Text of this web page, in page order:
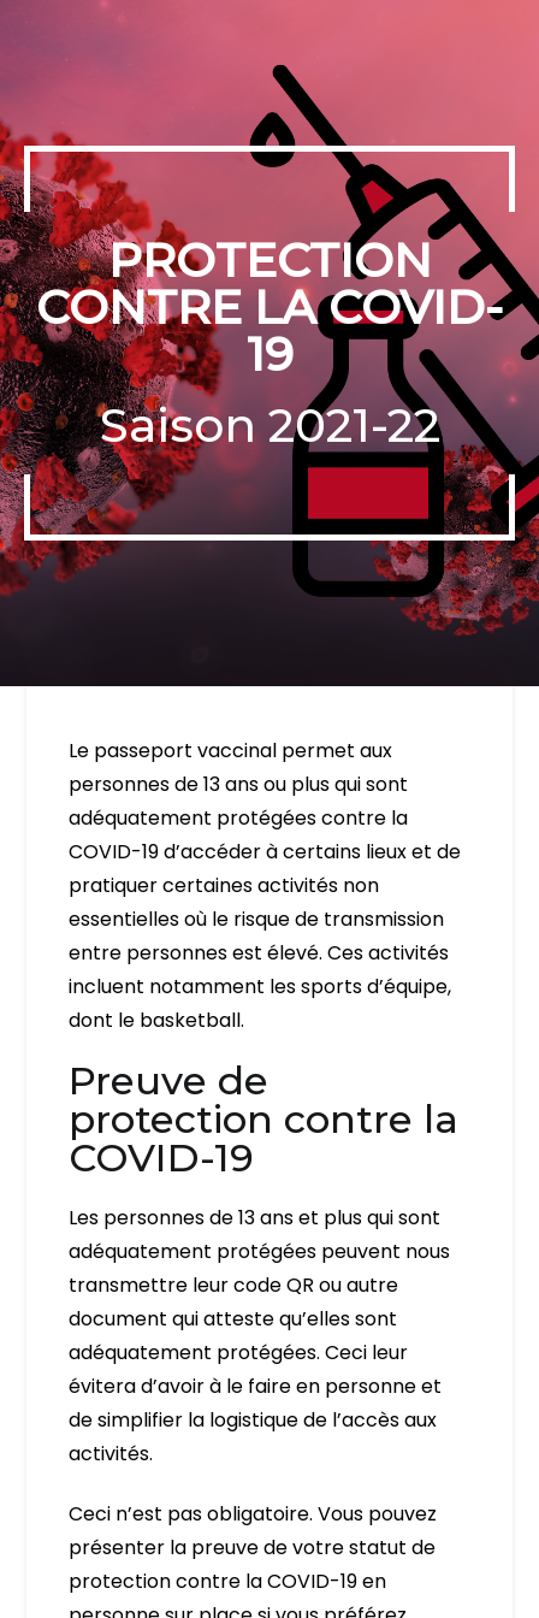
PROTECTION
CONTRE LA COVID-
19
Saison 2021-22
Le passeport vaccinal permet aux
personnes de 13 ans ou plus qui sont
adéquatement protégées contre la
COVID-19 d’accéder à certains lieux et de
pratiquer certaines activités non
essentielles où le risque de transmission
entre personnes est élevé. Ces activités
incluent notamment les sports d’équipe,
dont le basketball.
Preuve de
protection contre la
COVID-19
Les personnes de 13 ans et plus qui sont
adéquatement protégées peuvent nous
transmettre leur code QR ou autre
document qui atteste qu’elles sont
adéquatement protégées. Ceci leur
évitera d’avoir à le faire en personne et
de simplifier la logistique de l’accès aux
activités.
Ceci n’est pas obligatoire. Vous pouvez
présenter la preuve de votre statut de
protection contre la COVID-19 en